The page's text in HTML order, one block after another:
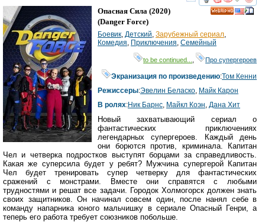
смотреть
Опасная Сила (2020)
(Danger Force)
Боевик Детский Зарубежный сериал
Комедия Приключения Семейный
to be continued... Про супергероев
Экранизация по произведению:Том Кенни
Режиссеры:Эвелин Беласко Майк Карон
В ролях:Ник Барнс Майкл Коэн Дана Хит
Новый захватывающий сериал о
фантастических приключениях
легендарных супергероев. Каждый день
они борются против, криминала. Капитан
Чел и четверка подростков выступят борцами за справедливость.
Какая же суперсила будет у ребят? Мужчина супергерой Капитан
Чел будет тренировать супер четверку для фантастических
сражений с монстрами. Вместе они справятся с любыми
трудностями и решат все задачи. Городок Холмогорск должен знать
своих защитников. Он начинал совсем один, после нанял себе в
команду напарника юного мальчишку в сериале Опасный Генри, а
теперь его работа требует союзников побольше.